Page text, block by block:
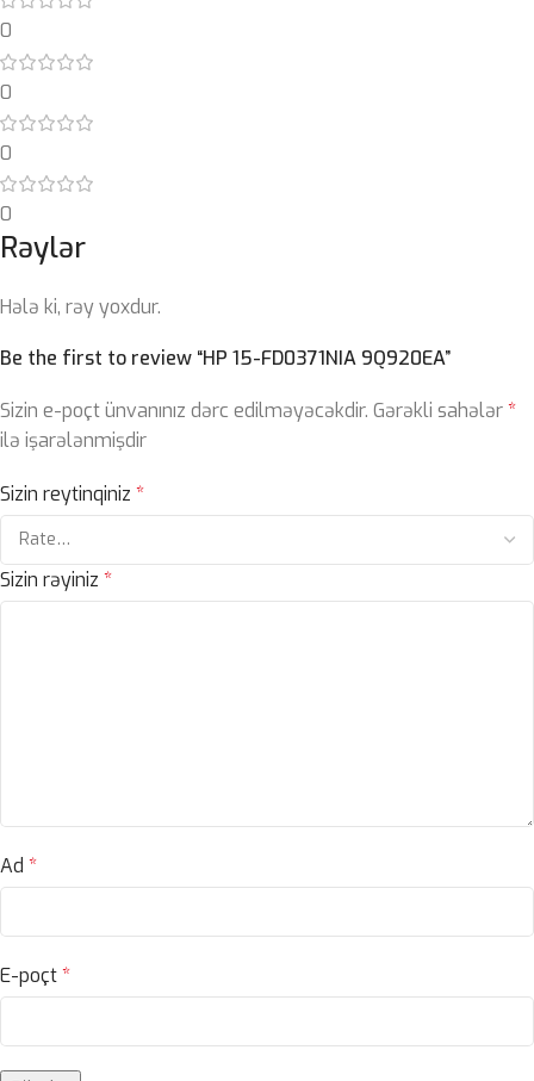
0
0
0
0
Rəylər
Hələ ki, rəy yoxdur.
Be the first to review “HP 15-FD0371NIA 9Q920EA”
Sizin e-poçt ünvanınız dərc edilməyəcəkdir. Gərəkli sahələr*
ilə işarələnmişdir
Sizin reytinqiniz *
Sizin rəyiniz *
Ad *
E-poçt*